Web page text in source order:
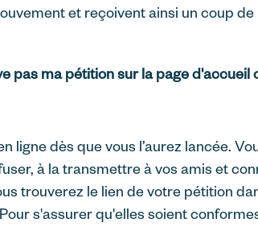
et reçoivent ainsi un coup
pas ma pétition sur la page
ligne dès que vous l’aurez lancée.
à la transmettre à vos amis et
trouverez le lien de votre pétition
s'assurer qu'elles soient